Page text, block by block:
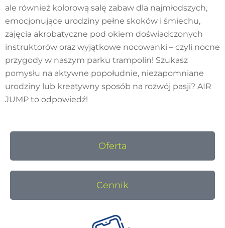
ale również kolorową salę zabaw dla najmłodszych,
emocjonujące urodziny pełne skoków i śmiechu,
zajęcia akrobatyczne pod okiem doświadczonych
instruktorów oraz wyjątkowe nocowanki – czyli nocne
przygody w naszym parku trampolin! Szukasz
pomysłu na aktywne popołudnie, niezapomniane
urodziny lub kreatywny sposób na rozwój pasji? AIR
JUMP to odpowiedź!
Oferta
Cennik